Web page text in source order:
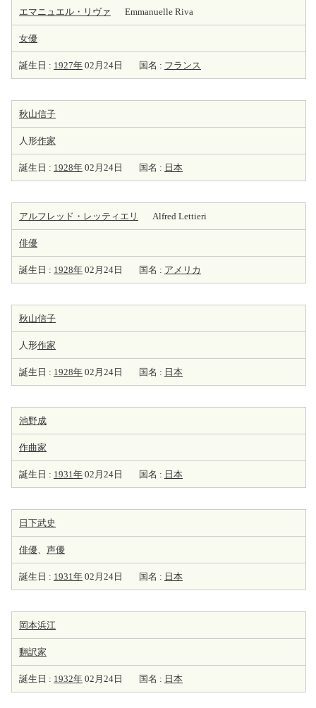
エマニュエル・リヴァ Emmanuelle Riva
女優
誕生日 : 1927年 02月24日 国名 : フランス
秋山信子
人形作家
誕生日 : 1928年 02月24日 国名 : 日本
アルフレッド・レッティエリ Alfred Lettieri
俳優
誕生日 : 1928年 02月24日 国名 : アメリカ
秋山信子
人形作家
誕生日 : 1928年 02月24日 国名 : 日本
池野成
作曲家
誕生日 : 1931年 02月24日 国名 : 日本
日下武史
俳優、 声優
誕生日 : 1931年 02月24日 国名 : 日本
岡本浜江
翻訳家
誕生日 : 1932年 02月24日 国名 : 日本